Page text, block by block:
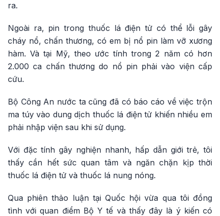
ra.
Ngoài ra, pin trong thuốc lá điện tử có thể lỗi gây
cháy nổ, chấn thương, có em bị nổ pin làm vỡ xương
hàm. Và tại Mỹ, theo ước tính trong 2 năm có hơn
2.000 ca chấn thương do nổ pin phải vào viện cấp
cứu.
Bộ Công An nước ta cũng đã có báo cáo về việc trộn
ma túy vào dung dịch thuốc lá điện tử khiến nhiều em
phải nhập viện sau khi sử dụng.
Với đặc tính gây nghiện nhanh, hấp dẫn giới trẻ, tôi
thấy cần hết sức quan tâm và ngăn chặn kịp thời
thuốc lá điện tử và thuốc lá nung nóng.
Qua phiên thảo luận tại Quốc hội vừa qua tôi đồng
tình với quan điểm Bộ Y tế và thấy đây là ý kiến có